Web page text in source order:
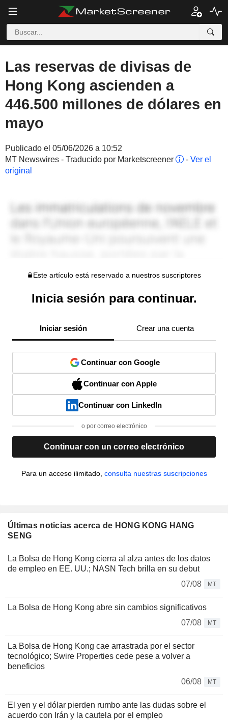
Las reservas de divisas de
Hong Kong ascienden a
446.500 millones de dólares en
mayo
Publicado el 05/06/2026 a 10:52
MT Newswires - Traducido por Marketscreener
- Ver el
original
Este artículo está reservado a nuestros suscriptores
Inicia sesión para continuar.
Iniciar sesión Crear una cuenta
Continuar con Google
Continuar con Apple
Continuar con LinkedIn
o por correo electrónico
Continuar con un correo electrónico
Para un acceso ilimitado, consulta nuestras suscripciones
Últimas noticias acerca de HONG KONG HANG
SENG
La Bolsa de Hong Kong cierra al alza antes de los datos
de empleo en EE. UU.; NASN Tech brilla en su debut
07/08
MT
La Bolsa de Hong Kong abre sin cambios significativos
07/08
MT
La Bolsa de Hong Kong cae arrastrada por el sector
tecnológico; Swire Properties cede pese a volver a
beneficios
06/08
MT
El yen y el dólar pierden rumbo ante las dudas sobre el
acuerdo con Irán y la cautela por el empleo